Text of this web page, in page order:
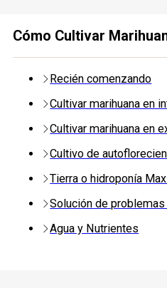
Cómo Cultivar
Recién comenzando
Cultivar marihuana en
Cultivar marihuana en
Cultivo de
Tierra o hidroponía
Solución de problemas
Agua y Nutrientes